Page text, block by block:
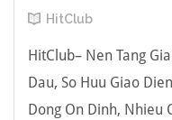
HitClub
HitClub– Nen Tang
Dau, So Huu Giao
Dong On Dinh, Nhieu